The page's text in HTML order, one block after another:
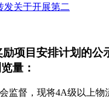
发关于开展第二
项目安排计划的公
量：
监督，现将4A级以上物